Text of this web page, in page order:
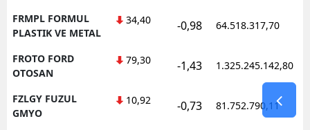
FRMPL FORMUL
PLASTIK VE METAL
34,40 -0,98 64.518.317,70
FROTO FORD
OTOSAN
79,30 -1,43 1.325.245.142,80
FZLGY FUZUL
GMYO
10,92 -0,73 81.752.790,11